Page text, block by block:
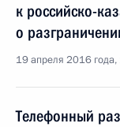
к российско-
о
19 апреля 2016
Телефонный